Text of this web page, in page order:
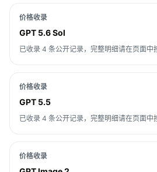
价格收录
GPT 5.6 Sol
已收录 4 条公开记录，完整明细请在页面中
价格收录
GPT 5.5
已收录 4 条公开记录，完整明细请在页面中
价格收录